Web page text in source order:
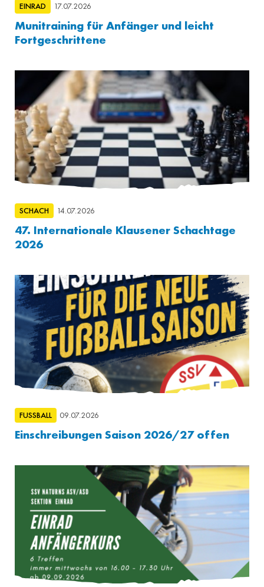
EINRAD 17.07.2026
Munitraining für Anfänger und leicht
Fortgeschrittene
SCHACH 14.07.2026
47. Internationale Klausener Schachtage
2026
FUSSBALL 09.07.2026
Einschreibungen Saison 2026/27 offen